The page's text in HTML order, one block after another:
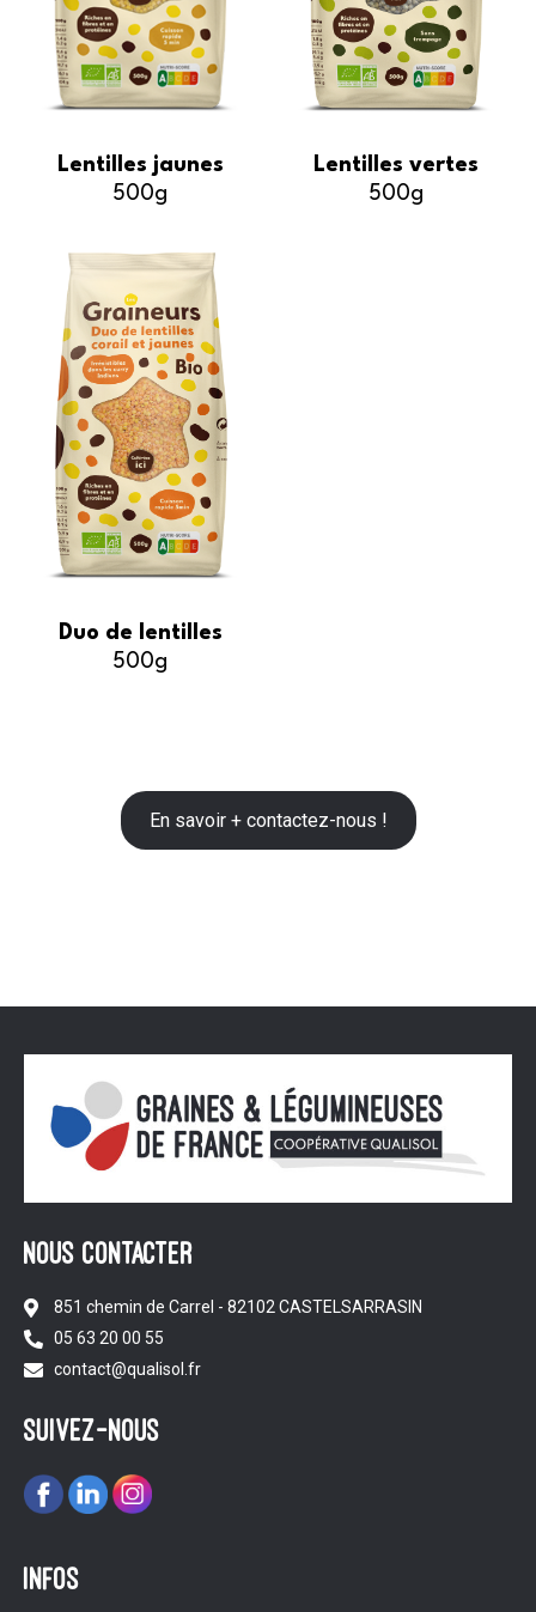
Lentilles jaunes
500g
Lentilles vertes
500g
Duo de lentilles
500g
En savoir + contactez-nous !
NOUS CONTACTER
851 chemin de Carrel - 82102 CASTELSARRASIN
05 63 20 00 55
contact@qualisol.fr
suivez-nous
infos